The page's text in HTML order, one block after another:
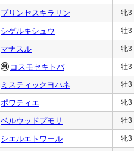
プリンセスキラリン 牝3
シゲルキシュウ 牡3
マナスル 牝3
コスモセキトバ 牡3
ミスティックヨハネ 牡3
ポワティエ 牝3
ベルウッドプモリ 牡3
シエルエトワール 牝3